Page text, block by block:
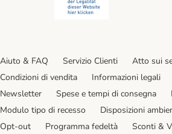
Aiuto & FAQ Servizio Clienti
Atto sui
Condizioni di vendita
Informazioni legali
Newsletter
Spese e tempi di consegna
Modulo tipo di recesso
Disposizioni
Opt-out
Programma fedeltà Sconti &